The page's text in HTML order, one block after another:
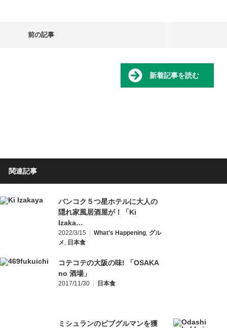
前の記事
新着記事を読む
関連記事
バンコク５つ星ホテルに大人の
隠れ家風居酒屋が！「Ki
Izaka…
2022/3/15 What's Happening, グル
メ, 日本食
コテコテの大阪の味! 「OSAKA
no 酒場」
2017/11/30 日本食
ミシュランのビブグルマンを獲